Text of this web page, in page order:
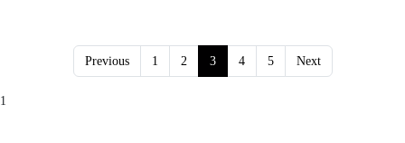
Previous 1 2 3 4 5 Next
1